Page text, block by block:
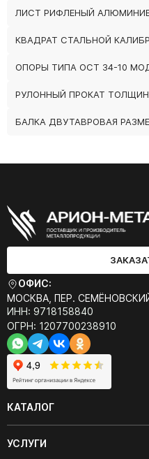
ЛИСТ РИФЛЕНЫЙ
КВАДРАТ СТАЛЬНОЙ
ОПОРЫ ТИПА ОСТ 34-10
РУЛОННЫЙ ПРОКАТ
БАЛКА ДВУТАВРОВАЯ
ОФИС:
МОСКВА, ПЕР.
ИНН: 9718158840
ОГРН: 1207700238910
КАТАЛОГ
УСЛУГИ